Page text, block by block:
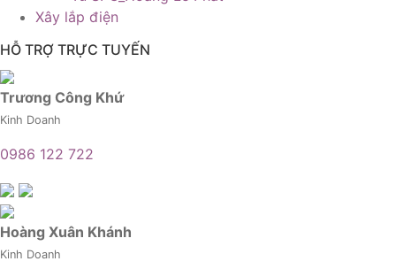
Xây lắp điện
HỖ TRỢ TRỰC TUYẾN
Trương Công Khứ
Kinh Doanh
0986 122 722
Hoàng Xuân Khánh
Kinh Doanh